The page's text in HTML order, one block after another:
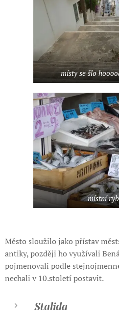
místy se šlo
místní
Město sloužilo jako přístav
antiky, později ho využívali
pojmenovali podle
nechali v 10.století postavit.
Stalida